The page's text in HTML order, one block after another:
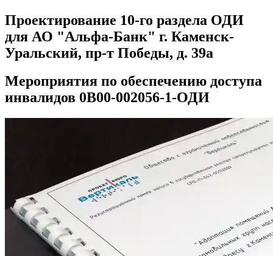
Проектирование 10-го раздела ОДИ
для АО "Альфа-Банк" г. Каменск-
Уральский, пр-т Победы, д. 39а
Мероприятия по обеспечению доступа
инвалидов 0В00-002056-1-ОДИ